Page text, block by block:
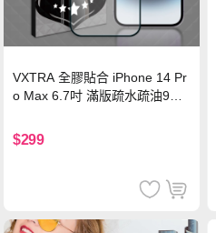
VXTRA 全膠貼合 iPhone 14 Pr
o Max 6.7吋 滿版疏水疏油9H
$299